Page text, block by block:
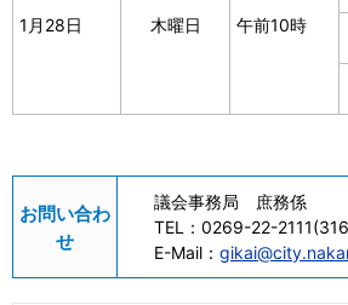
1月28日 木曜日 午前10時
お問い合わ
せ
議会事務局 庶務係
TEL： 0269-22-
E-Mail：